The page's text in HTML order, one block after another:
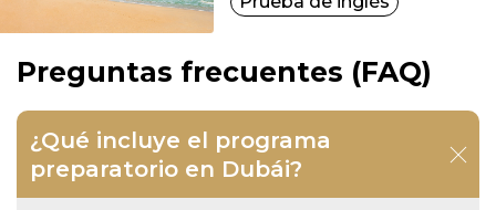
Preguntas frecuentes (FAQ)
¿Qué incluye el programa
preparatorio en Dubái?